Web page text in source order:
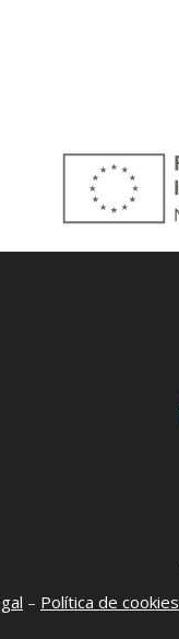
– Política de cookies